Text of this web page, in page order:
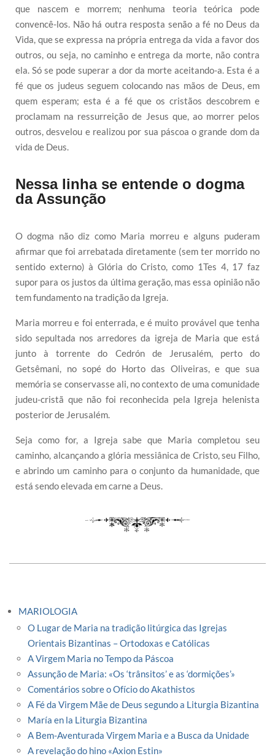
que nascem e morrem; nenhuma teoria teórica pode
convencê-los. Não há outra resposta senão a fé no Deus da
Vida, que se expressa na própria entrega da vida a favor dos
outros, ou seja, no caminho e entrega da morte, não contra
ela. Só se pode superar a dor da morte aceitando-a. Esta é a
fé que os judeus seguem colocando nas mãos de Deus, em
quem esperam; esta é a fé que os cristãos descobrem e
proclamam na ressurreição de Jesus que, ao morrer pelos
outros, desvelou e realizou por sua páscoa o grande dom da
vida de Deus.
Nessa linha se entende o dogma
da Assunção
O dogma não diz como Maria morreu e alguns puderam
afirmar que foi arrebatada diretamente (sem ter morrido no
sentido externo) à Glória do Cristo, como 1Tes 4, 17 faz
supor para os justos da última geração, mas essa opinião não
tem fundamento na tradição da Igreja.
Maria morreu e foi enterrada, e é muito provável que tenha
sido sepultada nos arredores da igreja de Maria que está
junto à torrente do Cedrón de Jerusalém, perto do
Getsêmani, no sopé do Horto das Oliveiras, e que sua
memória se conservasse ali, no contexto de uma comunidade
judeu-cristã que não foi reconhecida pela Igreja helenista
posterior de Jerusalém.
Seja como for, a Igreja sabe que Maria completou seu
caminho, alcançando a glória messiânica de Cristo, seu Filho,
e abrindo um caminho para o conjunto da humanidade, que
está sendo elevada em carne a Deus.
MARIOLOGIA
O Lugar de Maria na tradição litúrgica das Igrejas
Orientais Bizantinas – Ortodoxas e Católicas
A Virgem Maria no Tempo da Páscoa
Assunção de Maria: «Os ‘trânsitos’ e as ‘dormições’»
Comentários sobre o Ofício do Akathistos
A Fé da Virgem Mãe de Deus segundo a Liturgia Bizantina
María en la Liturgia Bizantina
A Bem-Aventurada Virgem Maria e a Busca da Unidade
A revelação do hino «Axion Estin»